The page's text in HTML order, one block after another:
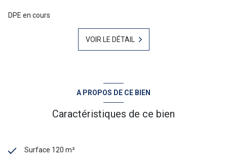
DPE en cours
VOIR LE DÉTAIL
A PROPOS DE CE BIEN
Caractéristiques de ce bien
Surface 120 m²